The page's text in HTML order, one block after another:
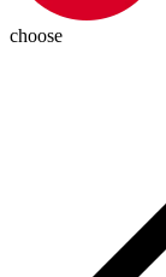
choose